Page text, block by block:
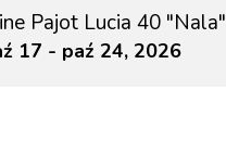
Pajot Lucia 40 "Nala"
17 - paź 24, 2026